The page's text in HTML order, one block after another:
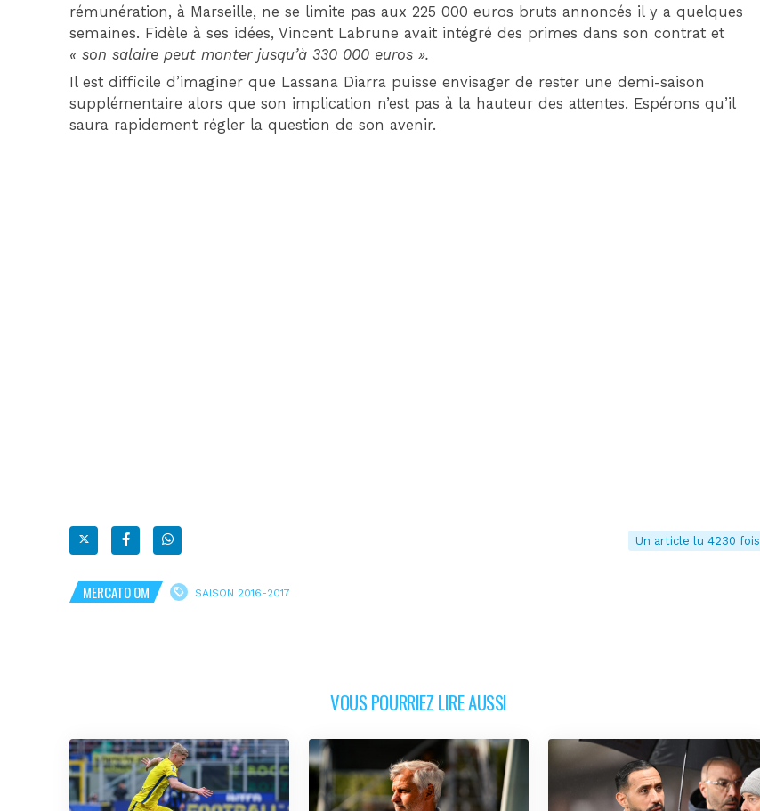
rémunération, à Marseille, ne se limite pas aux 225 000 euros bruts annoncés il y a quelques
semaines. Fidèle à ses idées, Vincent Labrune avait intégré des primes dans son contrat et
« son salaire peut monter jusqu’à 330 000 euros ».
Il est difficile d’imaginer que Lassana Diarra puisse envisager de rester une demi-saison
supplémentaire alors que son implication n’est pas à la hauteur des attentes. Espérons qu’il
saura rapidement régler la question de son avenir.
Un article lu 4230 fois
MERCATO OM SAISON 2016-2017
VOUS POURRIEZ LIRE AUSSI